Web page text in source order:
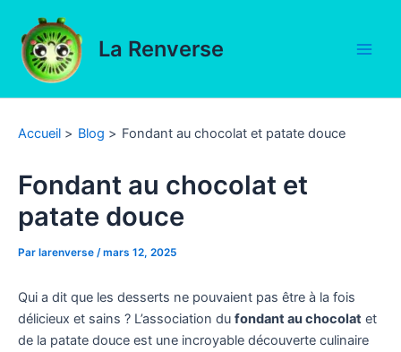
contenu
La Renverse
Accueil Blog Fondant au chocolat et patate douce
Fondant au chocolat et
patate douce
Par larenverse /mars 12, 2025
Qui a dit que les desserts ne pouvaient pas être à la fois
délicieux et sains ? L’association du fondant au chocolat et
de la patate douce est une incroyable découverte culinaire